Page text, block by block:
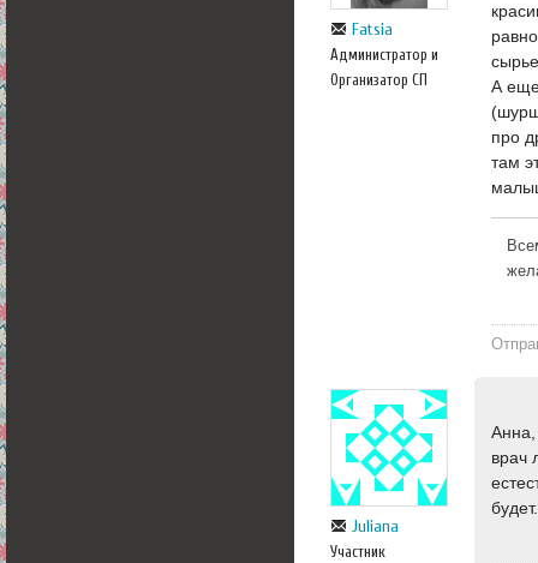
Fatsia
Администратор и
Организатор СП
А еще
про
там
Juliana
Участник
Анна,
врач
будет.